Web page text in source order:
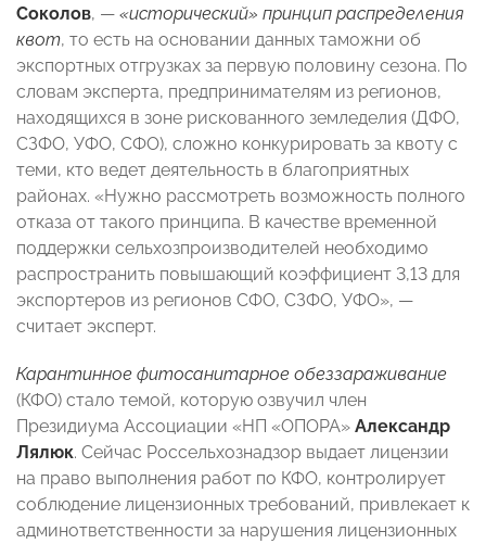
Соколов, — «исторический» принцип распределения
квот, то есть на основании данных таможни об
экспортных отгрузках за первую половину сезона. По
словам эксперта, предпринимателям из регионов,
находящихся в зоне рискованного земледелия (ДФО,
СЗФО, УФО, СФО), сложно конкурировать за квоту с
теми, кто ведет деятельность в благоприятных
районах. «Нужно рассмотреть возможность полного
отказа от такого принципа. В качестве временной
поддержки сельхозпроизводителей необходимо
распространить повышающий коэффициент 3,13 для
экспортеров из регионов СФО, СЗФО, УФО», —
считает эксперт.
Карантинное фитосанитарное обеззараживание
(КФО) стало темой, которую озвучил член
Президиума Ассоциации «НП «ОПОРА» Александр
Лялюк. Сейчас Россельхознадзор выдает лицензии
на право выполнения работ по КФО, контролирует
соблюдение лицензионных требований, привлекает к
админответственности за нарушения лицензионных